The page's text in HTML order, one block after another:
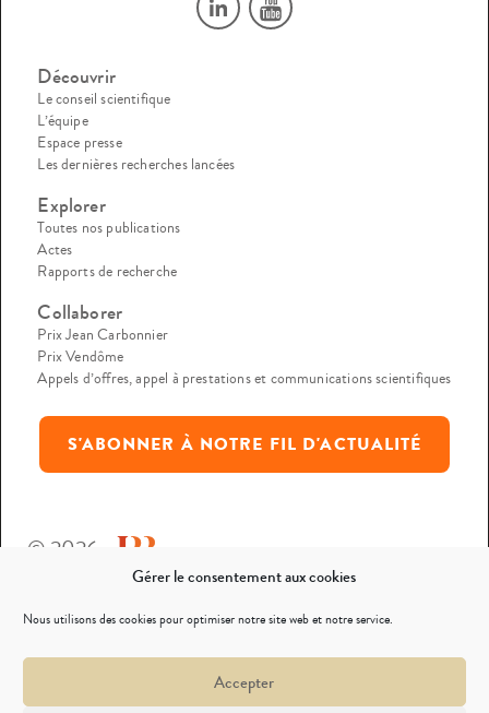
Gérer le consentement aux cookies
Nous utilisons des cookies pour optimiser notre site web et notre service.
Accepter
Découvrir
Le conseil scientifique
L’équipe
Espace presse
Les dernières recherches lancées
Explorer
Toutes nos publications
Actes
Rapports de recherche
Collaborer
Prix Jean Carbonnier
Prix Vendôme
Appels d’offres, appel à prestations et communications scientifiques
S'ABONNER À NOTRE FIL D'ACTUALITÉ
© 2026